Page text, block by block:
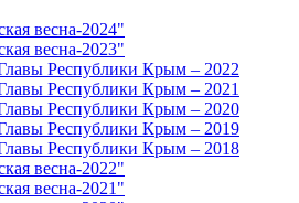
весна-2024"
весна-2023"
Республики Крым – 2022
Республики Крым – 2021
Республики Крым – 2020
Республики Крым – 2019
Республики Крым – 2018
весна-2022"
весна-2021"